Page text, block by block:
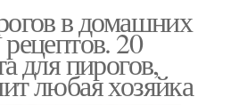
в домашних
20
для пирогов,
любая хозяйка